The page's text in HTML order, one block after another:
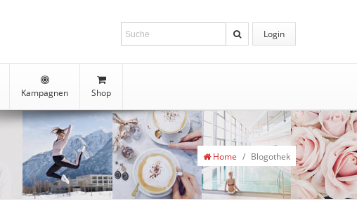
Login
Kampagnen Shop
Home / Blogothek